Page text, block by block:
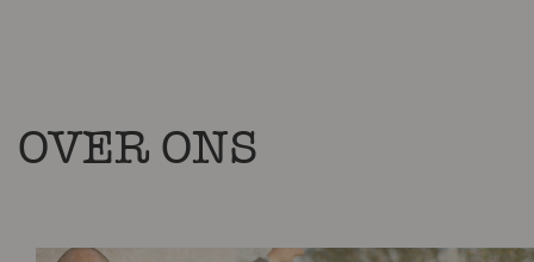
OVER ONS